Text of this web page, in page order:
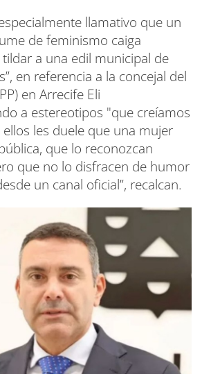
llamativo que un
de feminismo caiga
a una edil municipal de
en referencia a la concejal del
en Arrecife Eli
a estereotipos "que creíamos
ellos les duele que una mujer
que lo reconozcan
que no lo disfracen de humor
un canal oficial”, recalcan.